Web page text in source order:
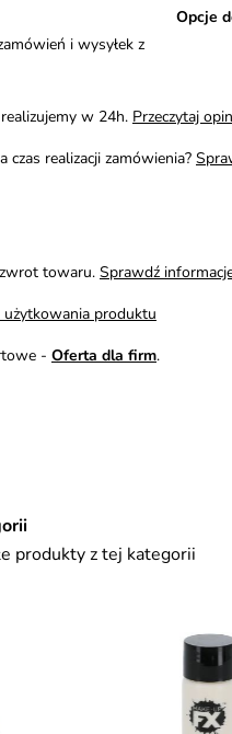
Opcje
i wysyłek z
w 24h. Przeczytaj
czas realizacji zamówienia?
towaru. Sprawdź
użytkowania produktu
- Oferta dla firm.
produkty z tej kategorii